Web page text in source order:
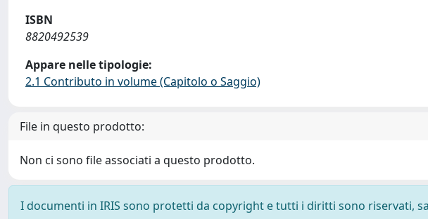
ISBN
8820492539
Appare nelle tipologie:
2.1 Contributo in volume (Capitolo o Saggio)
File in questo prodotto:
Non ci sono file associati a questo prodotto.
I documenti in IRIS sono protetti da copyright e tutti i diritti sono riservati,